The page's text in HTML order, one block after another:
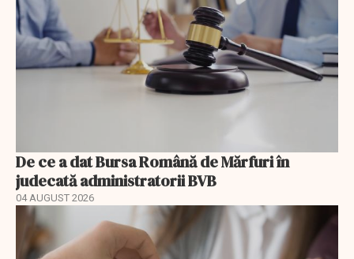
De ce a dat Bursa Română de Mărfuri în
judecată administratorii BVB
04 AUGUST 2026